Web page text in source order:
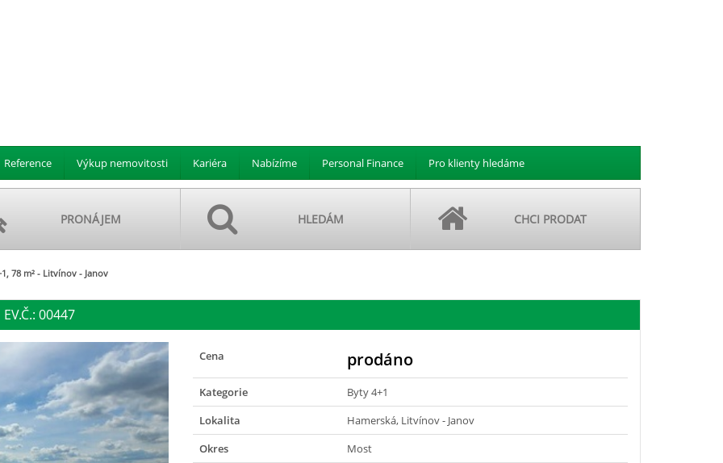
Reference Výkup nemovitosti Kariéra Nabízíme Personal Finance Pro klienty hledáme
PRONÁJEM HLEDÁM CHCI PRODAT
78 m² - Litvínov - Janov
00447
Cena prodáno
Kategorie
Byty 4+1
Lokalita
Hamerská, Litvínov - Janov
Okres
Most